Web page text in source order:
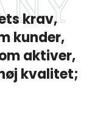
krav,
kunder,
aktiver,
kvalitet;